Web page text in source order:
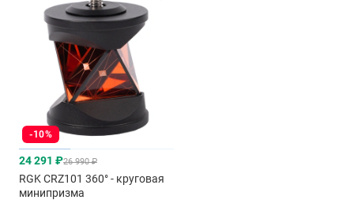
-10%
24 291 ₽26 990 ₽
RGK CRZ101 360° - круговая
минипризма